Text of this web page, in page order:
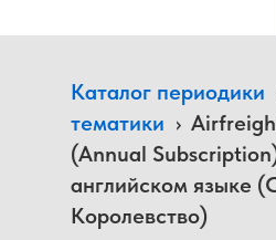
Каталог периодики
тематики ›
(Annual
английском языке
Королевство)